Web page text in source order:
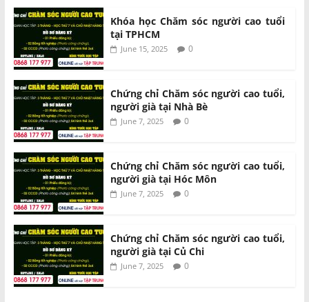
Khóa học Chăm sóc người cao tuổi
tại TPHCM
June 15, 2025 0
Chứng chỉ Chăm sóc người cao tuổi,
người già tại Nhà Bè
June 7, 2025 0
Chứng chỉ Chăm sóc người cao tuổi,
người già tại Hóc Môn
June 7, 2025 0
Chứng chỉ Chăm sóc người cao tuổi,
người già tại Củ Chi
June 7, 2025 0